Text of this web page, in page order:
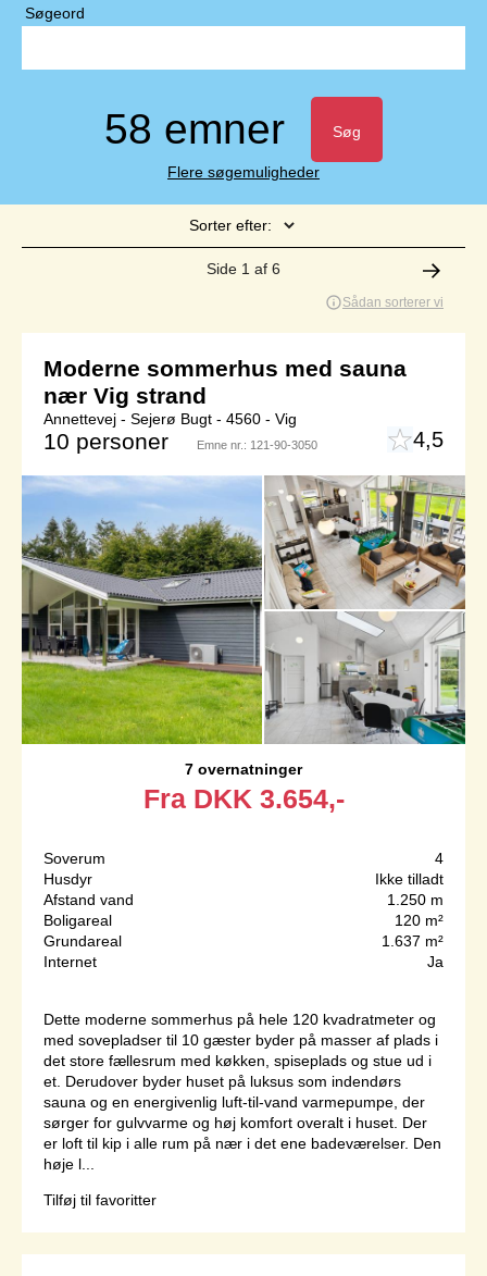
Søgeord
58 emner Søg
Flere søgemuligheder
Sorter efter:
Side 1 af 6
Sådan sorterer vi
Moderne sommerhus med sauna
nær Vig strand
Annettevej - Sejerø Bugt - 4560 - Vig
10 personer Emne nr.: 121-90-3050 4,5
7 overnatninger
Fra DKK 3.654,-
Soverum
4
Husdyr
Ikke tilladt
Afstand vand
1.250 m
Boligareal
120 m²
Grundareal
1.637 m²
Internet
Ja
Dette moderne sommerhus på hele 120 kvadratmeter og
med sovepladser til 10 gæster byder på masser af plads i
det store fællesrum med køkken, spiseplads og stue ud i
et. Derudover byder huset på luksus som indendørs
sauna og en energivenlig luft-til-vand varmepumpe, der
sørger for gulvvarme og høj komfort overalt i huset. Der
er loft til kip i alle rum på nær i det ene badeværelser. Den
høje l...
Tilføj til favoritter